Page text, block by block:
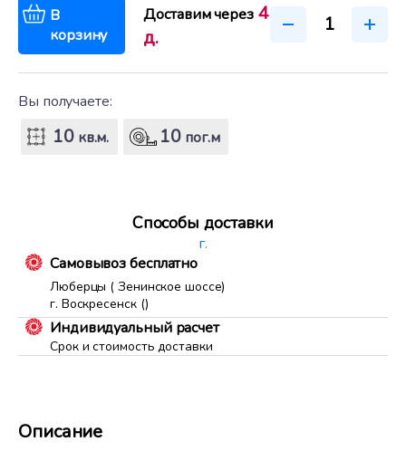
В
корзину
Доставим через 4
д.
Вы получаете:
10кв.м. 10 пог.м
Способы доставки
г.
Самовывоз бесплатно
Люберцы ( Зенинское шоссе)
г. Воскресенск ()
Индивидуальный расчет
Срок и стоимость доставки
Описание